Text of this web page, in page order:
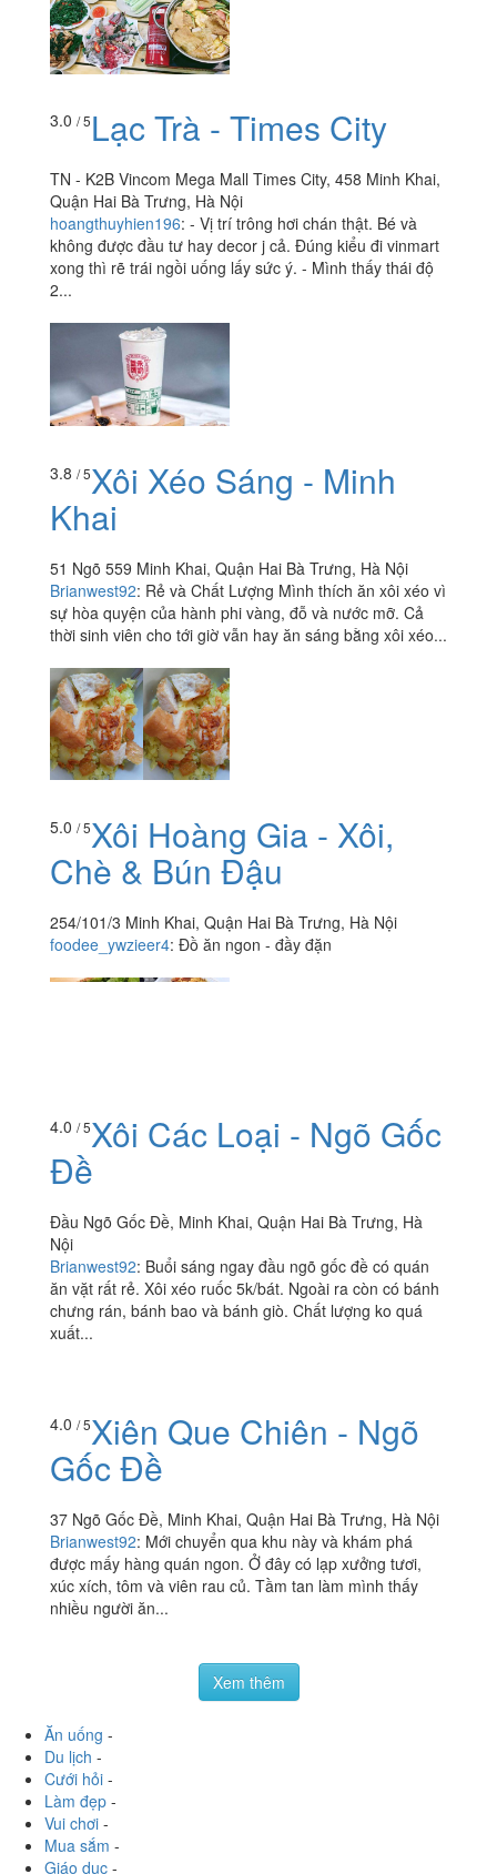
3.0 / 5Lạc Trà - Times City
TN - K2B Vincom Mega Mall Times City, 458 Minh Khai,
Quận Hai Bà Trưng, Hà Nội
hoangthuyhien196: - Vị trí trông hơi chán thật. Bé và
không được đầu tư hay decor j cả. Đúng kiểu đi vinmart
xong thì rẽ trái ngồi uống lấy sức ý. - Mình thấy thái độ
2...
3.8 / 5Xôi Xéo Sáng - Minh
Khai
51 Ngõ 559 Minh Khai, Quận Hai Bà Trưng, Hà Nội
Brianwest92: Rẻ và Chất Lượng Mình thích ăn xôi xéo vì
sự hòa quyện của hành phi vàng, đỗ và nước mỡ. Cả
thời sinh viên cho tới giờ vẫn hay ăn sáng bằng xôi xéo...
5.0 / 5Xôi Hoàng Gia - Xôi,
Chè & Bún Đậu
254/101/3 Minh Khai, Quận Hai Bà Trưng, Hà Nội
foodee_ywzieer4: Đồ ăn ngon - đầy đặn
4.0 / 5Xôi Các Loại - Ngõ Gốc
Đề
Đầu Ngõ Gốc Đề, Minh Khai, Quận Hai Bà Trưng, Hà
Nội
Brianwest92: Buổi sáng ngay đầu ngõ gốc đề có quán
ăn vặt rất rẻ. Xôi xéo ruốc 5k/bát. Ngoài ra còn có bánh
chưng rán, bánh bao và bánh giò. Chất lượng ko quá
xuất...
4.0/ 5Xiên Que Chiên - Ngõ
Gốc Đề
37 Ngõ Gốc Đề, Minh Khai, Quận Hai Bà Trưng, Hà Nội
xúc xích, tôm và viên rau củ. Tầm tan làm mình thấy